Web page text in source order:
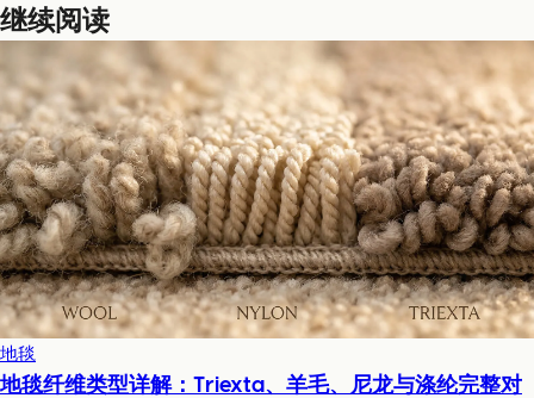
继续阅读
地毯
地毯纤维类型详解：Triexta、羊毛、尼龙与涤纶完整对